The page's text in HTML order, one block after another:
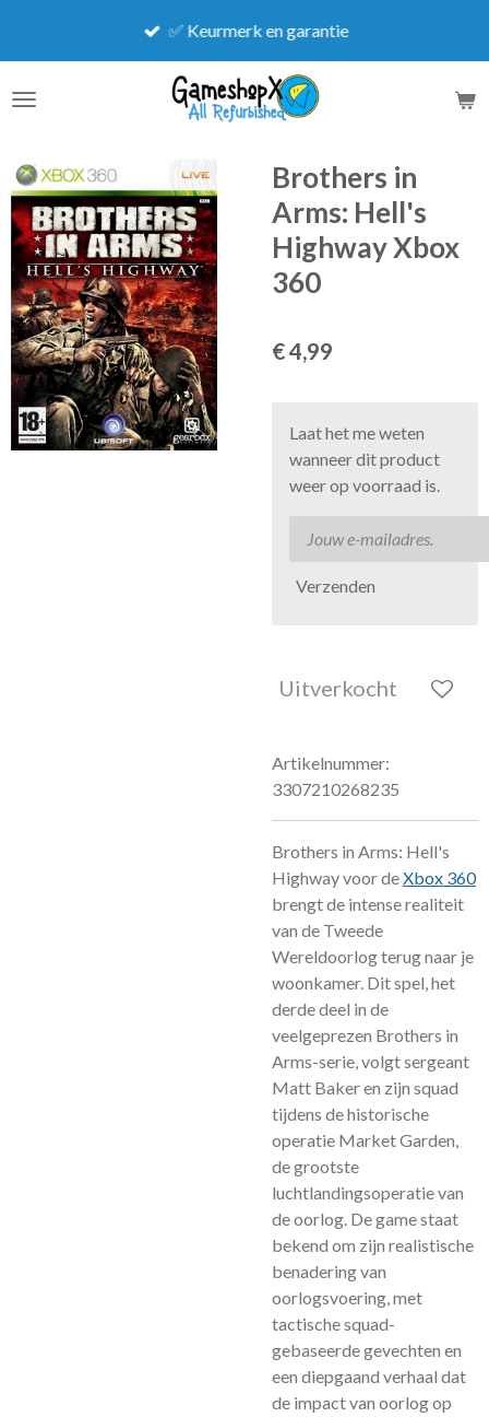
de
✅ Keurmerk en garantie
Brothers in
Arms: Hell's
Highway Xbox
360
€ 4,99
Laat het me weten
wanneer dit product
weer op voorraad is.
Verzenden
Uitverkocht
Artikelnummer:
3307210268235
Brothers in Arms: Hell's
Highway voor deXbox 360
brengt de intense realiteit
van de Tweede
Wereldoorlog terug naar je
woonkamer. Dit spel, het
derde deel in de
veelgeprezen Brothers in
Arms-serie, volgt sergeant
Matt Baker en zijn squad
tijdens de historische
operatie Market Garden,
de grootste
luchtlandingsoperatie van
de oorlog. De game staat
bekend om zijn realistische
benadering van
oorlogsvoering, met
tactische squad-
gebaseerde gevechten en
een diepgaand verhaal dat
de impact van oorlog op